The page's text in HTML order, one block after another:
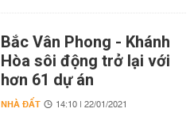
Bắc Vân Phong - Khánh
Hòa sôi động trở lại với
hơn 61 dự án
NHÀ ĐẤT 14:10 | 22/01/2021